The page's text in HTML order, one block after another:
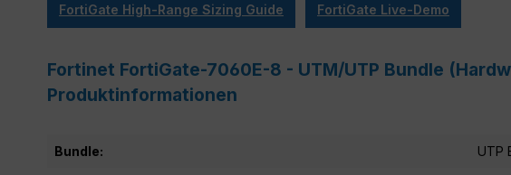
FortiGate High-Range Sizing Guide FortiGate Live-Demo
Fortinet FortiGate-7060E-8 - UTM/UTP Bundle
Produktinformationen
Bundle: UTP